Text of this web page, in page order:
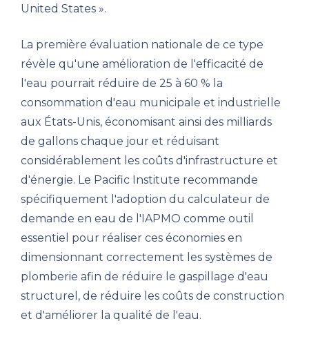
United States ».
La première évaluation nationale de ce type
révèle qu'une amélioration de l'efficacité de
l'eau pourrait réduire de 25 à 60 % la
consommation d'eau municipale et industrielle
aux États-Unis, économisant ainsi des milliards
de gallons chaque jour et réduisant
considérablement les coûts d'infrastructure et
d'énergie. Le Pacific Institute recommande
spécifiquement l'adoption du calculateur de
demande en eau de l'IAPMO comme outil
essentiel pour réaliser ces économies en
dimensionnant correctement les systèmes de
plomberie afin de réduire le gaspillage d'eau
structurel, de réduire les coûts de construction
et d'améliorer la qualité de l'eau.